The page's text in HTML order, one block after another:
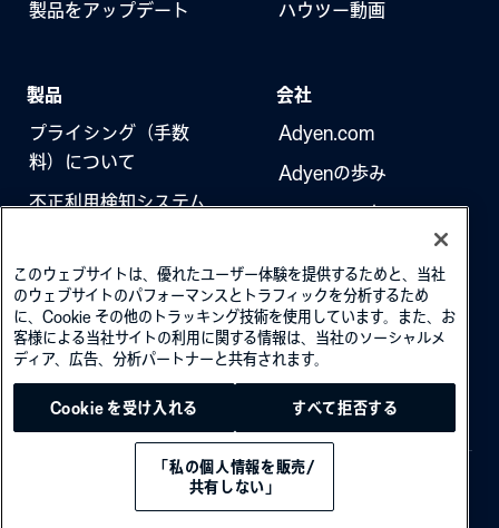
製品をアップデート ハウツー動画
製品
プライシング（手数
料）について
不正利用検知システム
証）
会社
Adyen.com
Adyenの歩み
ニュースレター
Disclaimer · © 2026 Adyen
このウェブサイトは、優れたユーザー体験を提供するためと、当社
のウェブサイトのパフォーマンスとトラフィックを分析するため
に、Cookie その他のトラッキング技術を使用しています。また、お
客様による当社サイトの利用に関する情報は、当社のソーシャルメ
ディア、広告、分析パートナーと共有されます。
Cookie を受け入れる すべて拒否する
「私の個人情報を販売/
共有しない」